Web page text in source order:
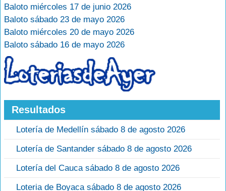
Baloto miércoles 17 de junio 2026
Baloto sábado 23 de mayo 2026
Baloto miércoles 20 de mayo 2026
Baloto sábado 16 de mayo 2026
Resultados
Lotería de Medellín sábado 8 de agosto 2026
Lotería de Santander sábado 8 de agosto 2026
Lotería del Cauca sábado 8 de agosto 2026
Loteria de Boyaca sábado 8 de agosto 2026